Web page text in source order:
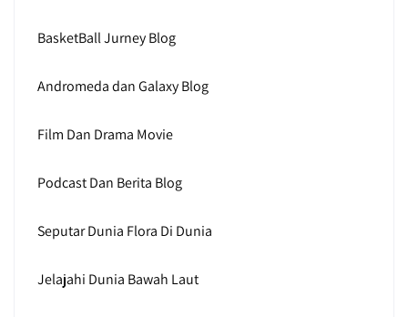
BasketBall Jurney Blog
Andromeda dan Galaxy Blog
Film Dan Drama Movie
Podcast Dan Berita Blog
Seputar Dunia Flora Di Dunia
Jelajahi Dunia Bawah Laut